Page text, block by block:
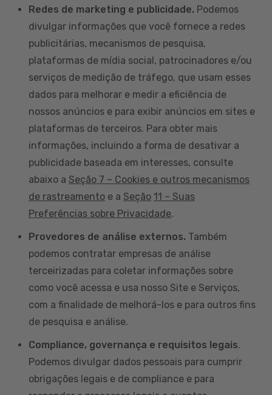
Redes de marketing e publicidade. Podemos
divulgar informações que você fornece a redes
publicitárias, mecanismos de pesquisa,
plataformas de mídia social, patrocinadores e/ou
serviços de medição de tráfego, que usam esses
dados para melhorar e medir a eficiência de
nossos anúncios e para exibir anúncios em sites e
plataformas de terceiros. Para obter mais
informações, incluindo a forma de desativar a
publicidade baseada em interesses, consulte
abaixo a Seção 7 – Cookies e outros mecanismos
de rastreamento e a Seção 11 – Suas
Preferências sobre Privacidade.
Provedores de análise externos. Também
podemos contratar empresas de análise
terceirizadas para coletar informações sobre
como você acessa e usa nosso Site e Serviços,
com a finalidade de melhorá-los e para outros fins
de pesquisa e análise.
Compliance, governança e requisitos legais.
Podemos divulgar dados pessoais para cumprir
obrigações legais e de compliance e para